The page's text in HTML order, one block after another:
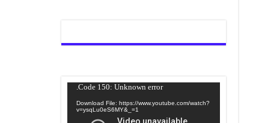
Code 150: Unknown error.
Download File: https://www.youtube.com/watch?
v=ysqLu0eS6MY&_=1